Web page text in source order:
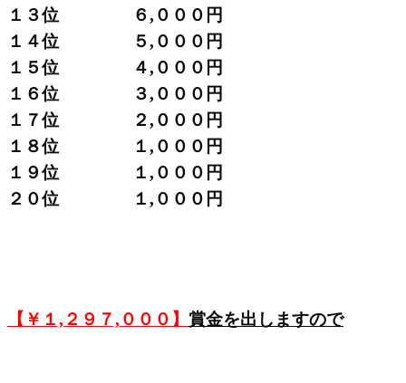
１３位 ６,０００円
１４位 ５,０００円
１５位 ４,０００円
１６位 ３,０００円
１７位 ２,０００円
１８位 １,０００円
１９位 １,０００円
２０位 １,０００円
【￥１,２９７,０００】 賞金を出しますので